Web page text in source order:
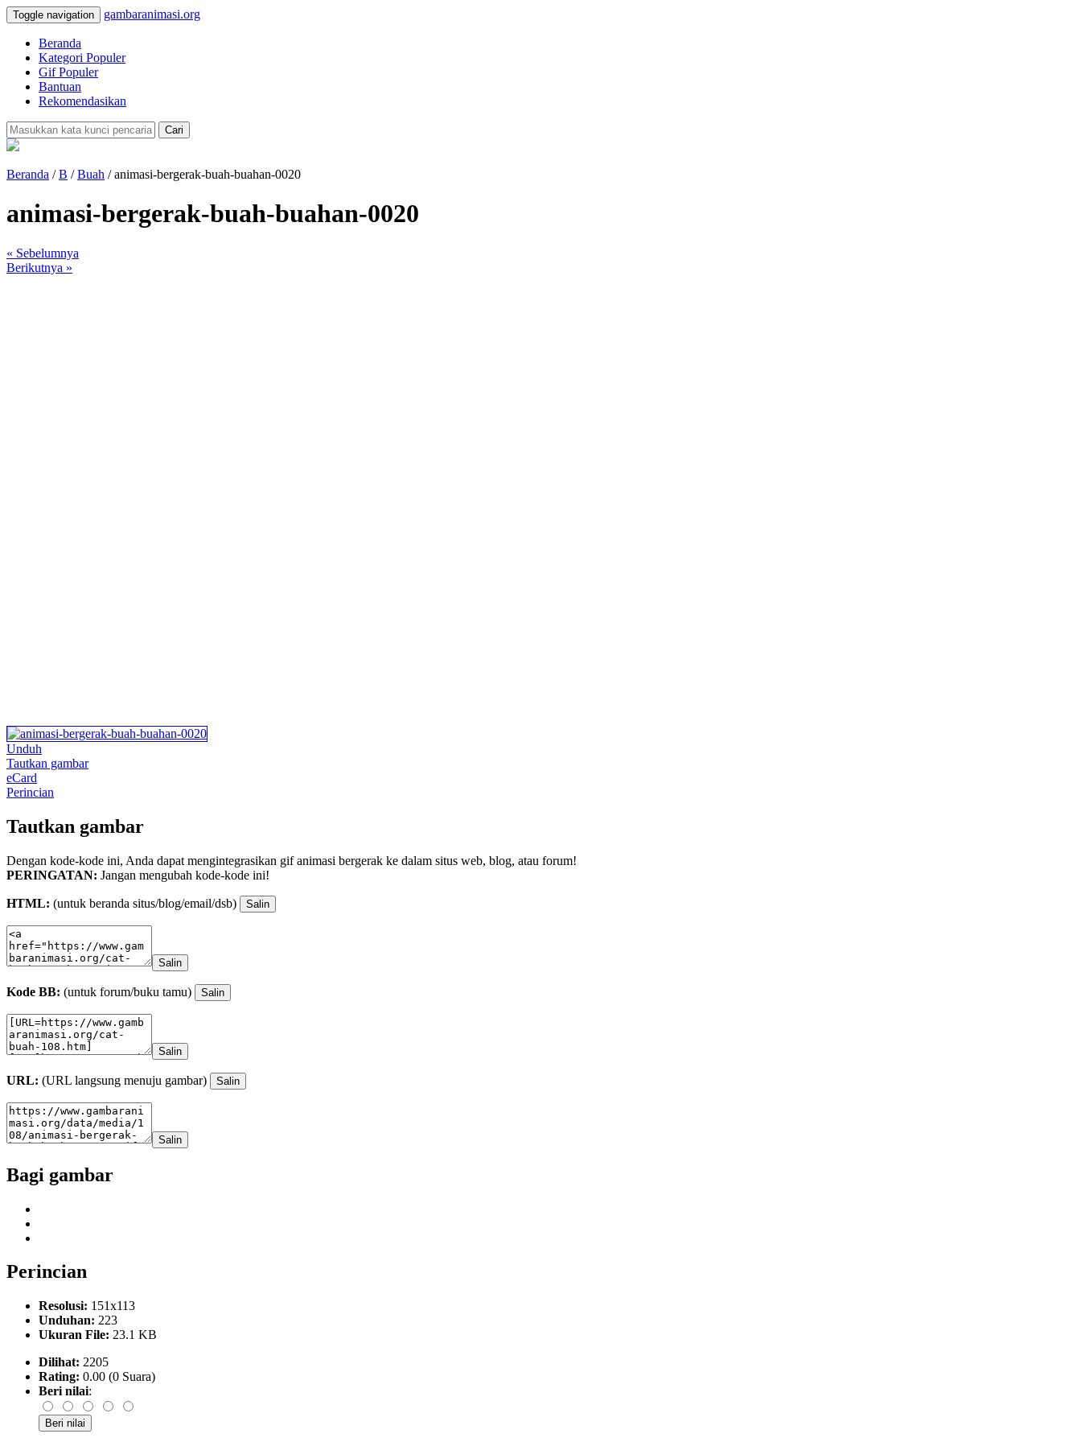
Toggle navigation gambaranimasi.org
Beranda
Kategori Populer
Gif Populer
Bantuan
Rekomendasikan
Cari
Beranda /B /Buah / animasi-bergerak-buah-buahan-0020
animasi-bergerak-buah-buahan-0020
« Sebelumnya
Berikutnya »
Unduh
Tautkan gambar
eCard
Perincian
Tautkan gambar
Dengan kode-kode ini, Anda dapat mengintegrasikan gif animasi bergerak ke dalam situs web, blog, atau forum!
PERINGATAN: Jangan mengubah kode-kode ini!
HTML: (untuk beranda situs/blog/email/dsb) Salin
Salin
Kode BB: (untuk forum/buku tamu) Salin
Salin
URL: (URL langsung menuju gambar) Salin
Salin
Bagi gambar
Perincian
Resolusi: 151x113
Unduhan: 223
Ukuran File: 23.1 KB
Dilihat: 2205
Rating: 0.00 (0 Suara)
Beri nilai: